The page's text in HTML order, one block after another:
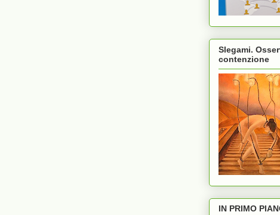
Slegami.
contenzione
IN PRIMO